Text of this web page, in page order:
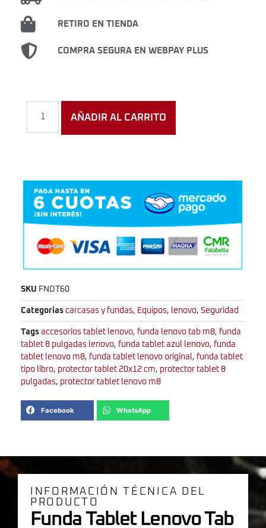
RETIRO EN TIENDA
COMPRA SEGURA EN WEBPAY PLUS
AÑADIR AL CARRITO
SKU FNDT60
Categorias carcasas y fundas, Equipos, lenovo, Seguridad
Tags accesorios tablet lenovo, funda lenovo tab m8, funda
tablet 8 pulgadas lenovo, funda tablet azul lenovo, funda
tablet lenovo m8, funda tablet lenovo original, funda tablet
tipo libro, protector tablet 20x12 cm, protector tablet 8
pulgadas, protector tablet lenovo m8
Facebook WhatsApp
INFORMACIÓN TÉCNICA DEL
PRODUCTO
Funda Tablet Lenovo Tab